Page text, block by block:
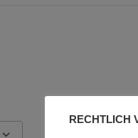
RECHTLICH